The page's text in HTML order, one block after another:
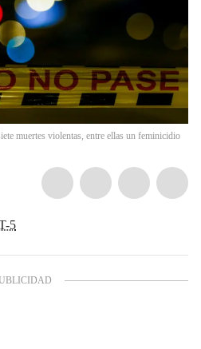
muertes violentas, entre ellas un feminicidio
5